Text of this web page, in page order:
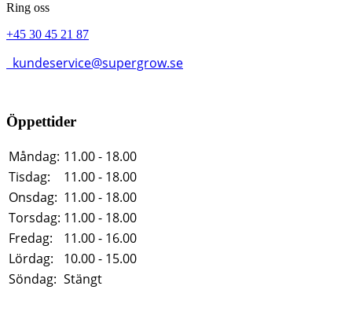
Ring oss
+45 30 45 21 87
kundeservice@supergrow.se
Öppettider
Måndag: 11.00 - 18.00
Tisdag:
11.00 - 18.00
Onsdag: 11.00 - 18.00
Torsdag: 11.00 - 18.00
Fredag:
11.00 - 16.00
Lördag:
10.00 - 15.00
Söndag: Stängt